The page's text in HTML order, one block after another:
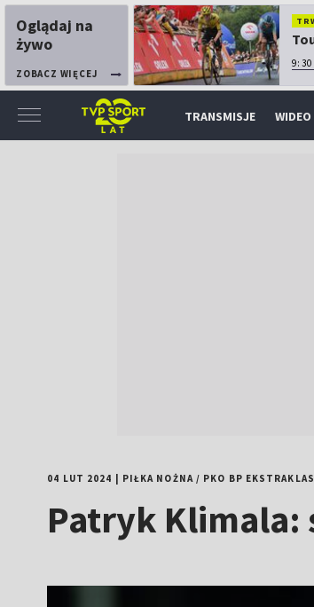
Oglądaj na
żywo
ZOBACZ WIĘCEJ
9:30
TRANSMISJE WIDEO
04 LUT 2024 PIŁKA NOŻNA/ PKO BP
Patryk Klimala: